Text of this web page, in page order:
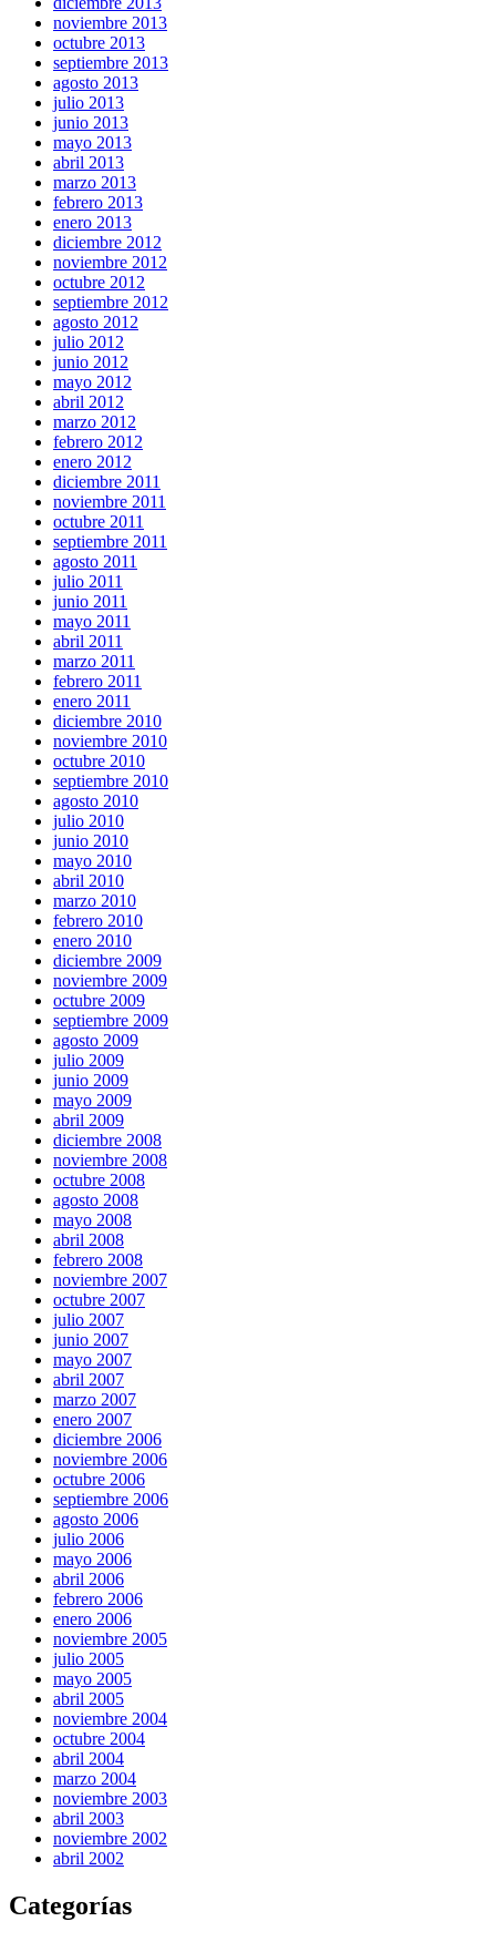
noviembre 2013
octubre 2013
septiembre 2013
agosto 2013
julio 2013
junio 2013
mayo 2013
abril 2013
marzo 2013
febrero 2013
enero 2013
diciembre 2012
noviembre 2012
octubre 2012
septiembre 2012
agosto 2012
julio 2012
junio 2012
mayo 2012
abril 2012
marzo 2012
febrero 2012
enero 2012
diciembre 2011
noviembre 2011
octubre 2011
septiembre 2011
agosto 2011
julio 2011
junio 2011
mayo 2011
abril 2011
marzo 2011
febrero 2011
enero 2011
diciembre 2010
noviembre 2010
octubre 2010
septiembre 2010
agosto 2010
julio 2010
junio 2010
mayo 2010
abril 2010
marzo 2010
febrero 2010
enero 2010
diciembre 2009
noviembre 2009
octubre 2009
septiembre 2009
agosto 2009
julio 2009
junio 2009
mayo 2009
abril 2009
diciembre 2008
noviembre 2008
octubre 2008
agosto 2008
mayo 2008
abril 2008
febrero 2008
noviembre 2007
octubre 2007
julio 2007
junio 2007
mayo 2007
abril 2007
marzo 2007
enero 2007
diciembre 2006
noviembre 2006
octubre 2006
septiembre 2006
agosto 2006
julio 2006
mayo 2006
abril 2006
febrero 2006
enero 2006
noviembre 2005
julio 2005
mayo 2005
abril 2005
noviembre 2004
octubre 2004
abril 2004
marzo 2004
noviembre 2003
abril 2003
noviembre 2002
abril 2002
Categorías